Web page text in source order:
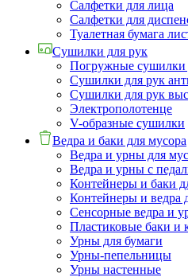
Салфетки для лица
Салфетки для
Туалетная бумага
Сушилки для рук
Погружные сушилки
Сушилки для рук
Сушилки для рук
Электрополотенце
V-образные сушилки
Ведра и баки для мусора
Ведра и урны для
Ведра и урны с
Контейнеры и баки
Контейнеры и ведра
Сенсорные ведра и
Пластиковые баки и
Урны для бумаги
Урны-пепельницы
Урны настенные